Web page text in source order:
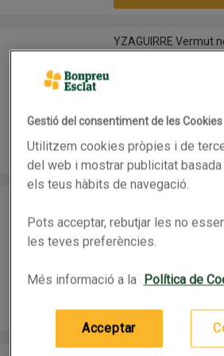
YZAGUIRRE Vermut negreYZAGUIRRE Vermut
Preu
7,95 €
ESPINALER Vermut negre
Abans 5,99€
Nom de l’oferta:
Preu
4,59 €
TANQUERAY Gintònic Flor de Sevilla
Gestió del consentiment de les Cookies
Utilitzem cookies pròpies i de
del web i mostrar publicitat
els teus hàbits de navegació.
Pots acceptar, rebutjar les no
les teves preferències.
Més informació a la Política de
Acceptar